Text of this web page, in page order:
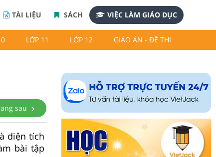
TÀI LIỆU SÁCH VIỆC LÀM GIÁO DỤC
LỚP 11 LỚP 12 GIÁO ÁN - ĐỀ THI
sau
diện tích
bài tập